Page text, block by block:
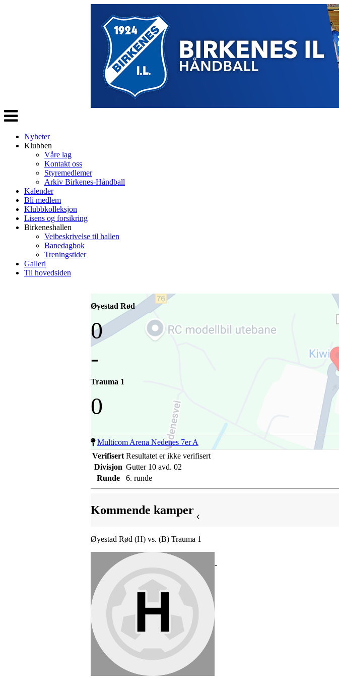
Veksle
navigasjon
Nyheter
Klubben
Våre lag
Kontakt oss
Styremedlemer
Arkiv Birkenes-Håndball
Kalender
Bli medlem
Klubbkolleksjon
Lisens og forsikring
Birkeneshallen
Veibeskrivelse til hallen
Banedagbok
Treningstider
Galleri
Til hovedsiden
Øyestad Rød
0
-
Trauma 1
0
Multicom Arena Nedenes 7er A
Verifisert Resultatet er ikke verifisert
Divisjon Gutter 10 avd. 02
Runde
6. runde
Kommende kamper
Øyestad Rød (H) vs. (B) Trauma 1
-